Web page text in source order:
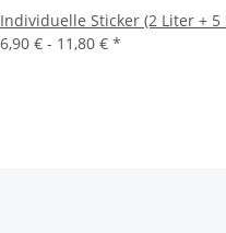
Individuelle Sticker (2 Liter + 5
6,90 € - 11,80 € *